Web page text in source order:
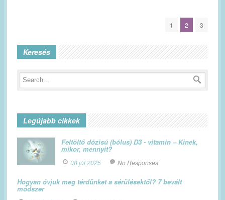
1 2 3
Keresés
Legújabb cikkek
Feltöltő dózisú (bólus) D3 - vitamin – Kinek,
mikor, mennyit?
08 júl 2025 No Responses.
Hogyan óvjuk meg térdünket a sérülésektől? 7 bevált
módszer